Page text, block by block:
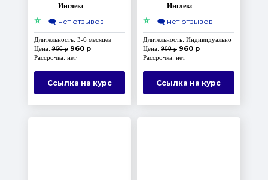
Инглекс
⭐ 🗨️ нет отзывов
Длительность: 3-6 месяцев
Цена:960 р 960 р
Рассрочка: нет
Ссылка на курс
Инглекс
⭐ 🗨️ нет отзывов
Длительность: Индивидуально
Цена: 960 р 960 р
Рассрочка: нет
Ссылка на курс